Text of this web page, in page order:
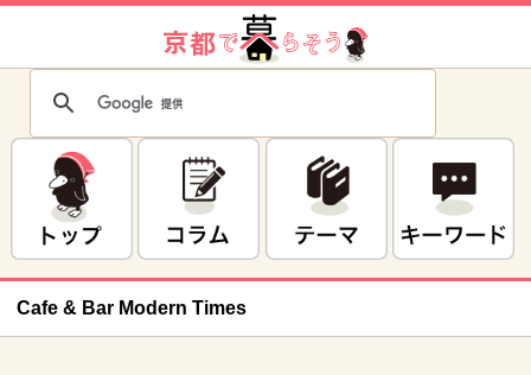
Cafe & Bar Modern Times